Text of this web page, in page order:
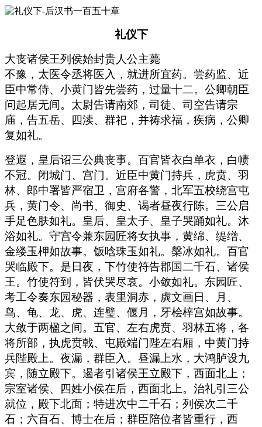
礼仪下
大丧诸侯王列侯始封贵人公主薨
不豫，太医令丞将医入，就进所宜药。尝药监、近
臣中常侍、小黄门皆先尝药，过量十二。公卿朝臣
问起居无间。太尉告请南郊，司徒、司空告请宗
庙，告五岳、四渎、群祀，并祷求福，疾病，公卿
复如礼。
登遐，皇后诏三公典丧事。百官皆衣白单衣，白帻
不冠。闭城门、宫门。近臣中黄门持兵，虎贲、羽
林、郎中署皆严宿卫，宫府各警，北军五校绕宫屯
兵，黄门令、尚书、御史、谒者昼夜行陈。三公启
手足色肤如礼。皇后、皇太子、皇子哭踊如礼。沐
浴如礼。守宫令兼东园匠将女执事，黄绵、缇缯、
金缕玉柙如故事。饭唅珠玉如礼。槃冰如礼。百官
哭临殿下。是日夜，下竹使符告郡国二千石、诸侯
王。竹使符到，皆伏哭尽哀。小敛如礼。东园匠、
考工令奏东园秘器，表里洞赤，虡文画日、月、
鸟、龟、龙、虎、连璧、偃月，牙桧梓宫如故事。
大敛于两楹之间。五官、左右虎贲、羽林五将，各
将所部，执虎贲戟、屯殿端门陛左右厢，中黄门持
兵陛殿上。夜漏，群臣入。昼漏上水，大鸿胪设九
宾，随立殿下。遏者引诸侯王立殿下，西面北上；
宗室诸侯、四姓小侯在后，西面北上。治礼引三公
就位，殿下北面；特进次中二千石；列侯次二千
石；六百石、博士在后；群臣陪位者皆重行，西